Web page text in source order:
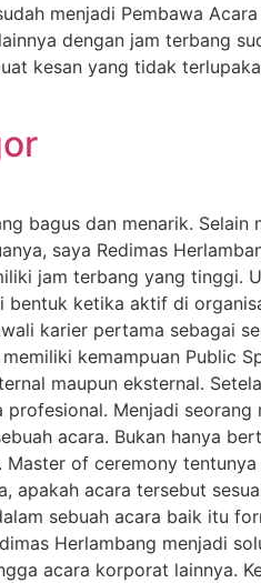
menjadi Pembawa
dengan jam terbang
kesan yang tidak
bagus dan menarik.
saya Redimas
jam terbang yang tinggi.
ketika aktif di
karier pertama sebagai
kemampuan Public
maupun eksternal.
Menjadi
acara. Bukan hanya
of ceremony
apakah acara tersebut
sebuah acara baik itu
Herlambang menjadi
acara korporat lainnya.